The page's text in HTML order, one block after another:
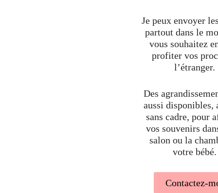
Je peux envoyer
partout dans le
vous souhaitez
profiter vos
l’étranger.
Des
aussi disponibles,
sans cadre, pour
vos souvenirs
salon ou la
votre bébé.
Contactez-